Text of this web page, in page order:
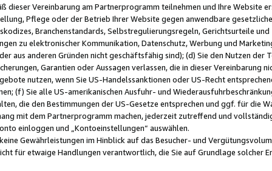
dieser Vereinbarung am Partnerprogramm teilnehmen und Ihre Website
Pflege oder der Betrieb Ihrer Website gegen anwendbare
Branchenstandards, Selbstregulierungsregeln, Gerichtsurteile
zu elektronischer Kommunikation, Datenschutz, Werbung und
aus anderen Gründen nicht geschäftsfähig sind); (d) Sie den Nutzen der
Garantien oder Aussagen verlassen, die in dieser Vereinbarung
nutzen, wenn Sie US-Handelssanktionen oder US-Recht
(f) Sie alle US-amerikanischen Ausfuhr- und
die den Bestimmungen der US-Gesetze entsprechen und ggf. für die
mit dem Partnerprogramm machen, jederzeit zutreffend und
einloggen und „Kontoeinstellungen“ auswählen.
Gewährleistungen im Hinblick auf das Besucher- und
für etwaige Handlungen verantwortlich, die Sie auf Grundlage solcher